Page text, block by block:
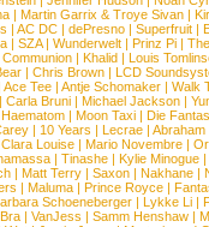
| Martin Garrix & Troye Sivan |
|AC DC |dePresno |Superfruit |
|SZA|Wunderwelt |Prinz Pi |
| Khalid | Louis
| Chris Brown | LCD
Ace Tee | Antje Schomaker | Walk
|Carla Bruni |Michael Jackson |
Haematom |Moon Taxi |Die
| 10 Years | Lecrae | Abraham
Clara Louise |Mario Novembre |
| Tinashe | Kylie Minogue |
|Matt Terry |Saxon |Nakhane |
| Maluma | Prince Royce |
Schoeneberger |Lykke Li |
|VanJess |Samm Henshaw |